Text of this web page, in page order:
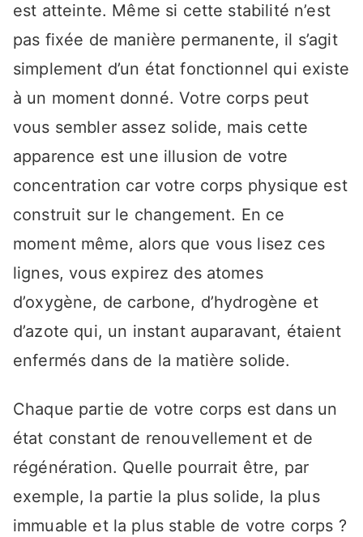
est atteinte. Même si cette stabilité n’est
pas fixée de manière permanente, il s’agit
simplement d’un état fonctionnel qui existe
à un moment donné. Votre corps peut
vous sembler assez solide, mais cette
apparence est une illusion de votre
concentration car votre corps physique est
construit sur le changement. En ce
moment même, alors que vous lisez ces
lignes, vous expirez des atomes
d’oxygène, de carbone, d’hydrogène et
d’azote qui, un instant auparavant, étaient
enfermés dans de la matière solide.
Chaque partie de votre corps est dans un
état constant de renouvellement et de
régénération. Quelle pourrait être, par
exemple, la partie la plus solide, la plus
immuable et la plus stable de votre corps ?